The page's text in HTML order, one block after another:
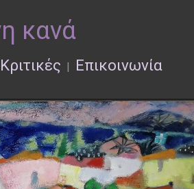
κανά
Κριτικές | Επικοινωνία